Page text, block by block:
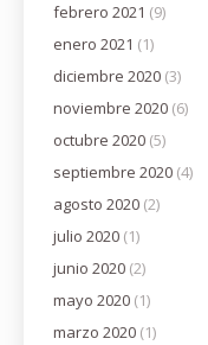
febrero 2021 (9)
enero 2021 (1)
diciembre 2020 (3)
noviembre 2020 (6)
octubre 2020 (5)
septiembre 2020 (4)
agosto 2020 (2)
julio 2020 (1)
junio 2020 (2)
mayo 2020 (1)
marzo 2020 (1)